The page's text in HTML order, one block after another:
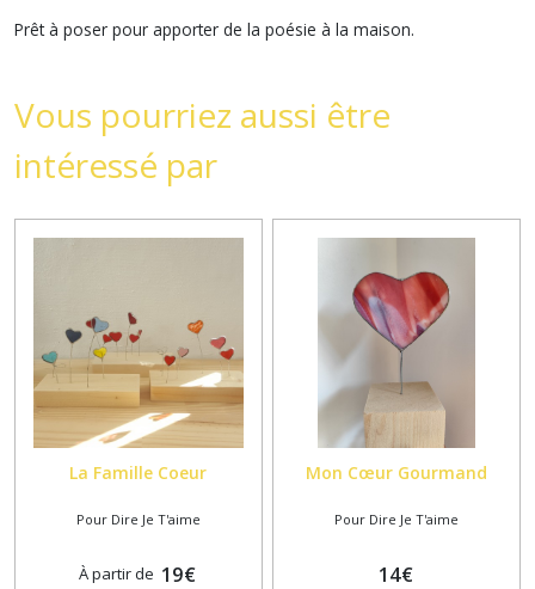
Prêt à poser pour apporter de la poésie à la maison.
Vous pourriez aussi être
intéressé par
La Famille Coeur
Pour Dire Je T'aime
À partir de 19€
Mon Cœur Gourmand
Pour Dire Je T'aime
14€